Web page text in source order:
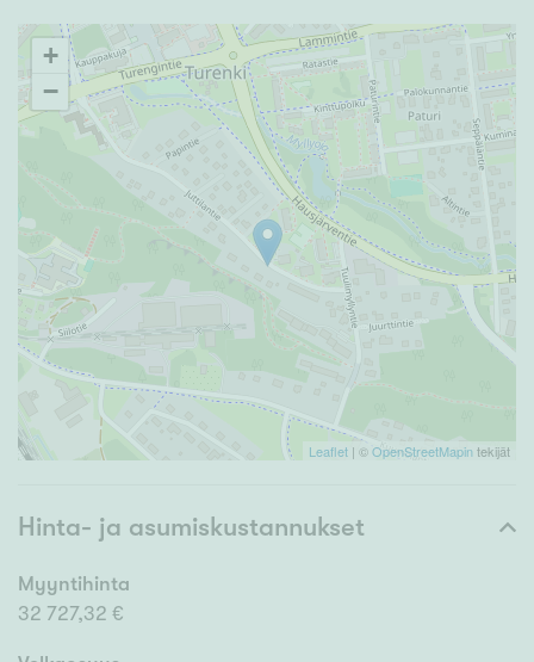
+
−
Leaflet | ©OpenStreetMapintekijät
Hinta- ja asumiskustannukset
Myyntihinta
32 727,32 €